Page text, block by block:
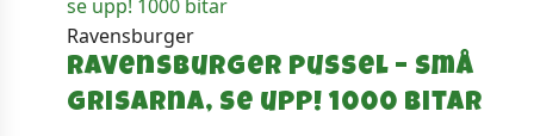
Ravensburger
Ravensburger Pussel – Små
grisarna, se upp! 1000 bitar